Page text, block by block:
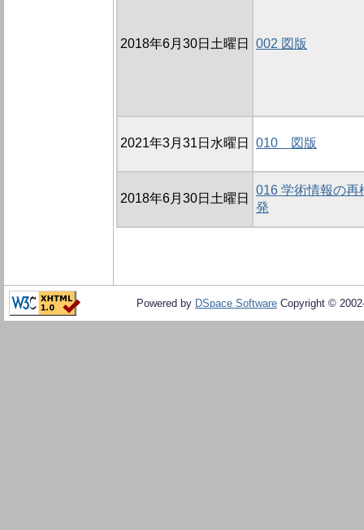
2018年6月30日土曜日 002 図版
2021年3月31日水曜日 010 図版
2018年6月30日土曜日
016 学術情報の再
発
Powered by DSpace Software Copyright ©